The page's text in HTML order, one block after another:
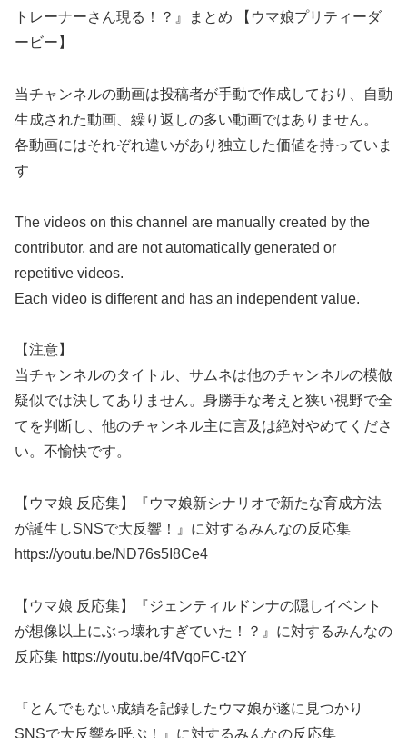
トレーナーさん現る！？』まとめ 【ウマ娘プリティーダ
ービー】
当チャンネルの動画は投稿者が手動で作成しており、自動
生成された動画、繰り返しの多い動画ではありません。
各動画にはそれぞれ違いがあり独立した価値を持っていま
す
The videos on this channel are manually created by the
contributor, and are not automatically generated or
repetitive videos.
Each video is different and has an independent value.
【注意】
当チャンネルのタイトル、サムネは他のチャンネルの模倣
疑似では決してありません。身勝手な考えと狭い視野で全
てを判断し、他のチャンネル主に言及は絶対やめてくださ
い。不愉快です。
【ウマ娘 反応集】『ウマ娘新シナリオで新たな育成方法
が誕生しSNSで大反響！』に対するみんなの反応集
https://youtu.be/ND76s5I8Ce4
【ウマ娘 反応集】『ジェンティルドンナの隠しイベント
が想像以上にぶっ壊れすぎていた！？』に対するみんなの
反応集 https://youtu.be/4fVqoFC-t2Y
『とんでもない成績を記録したウマ娘が遂に見つかり
SNSで大反響を呼ぶ！』に対するみんなの反応集